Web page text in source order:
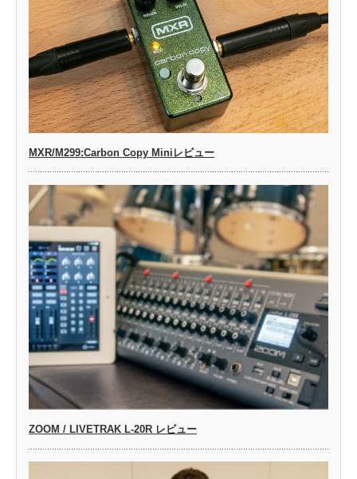
MXR/M299:Carbon Copy Miniレビュー
ZOOM / LIVETRAK L-20R レビュー